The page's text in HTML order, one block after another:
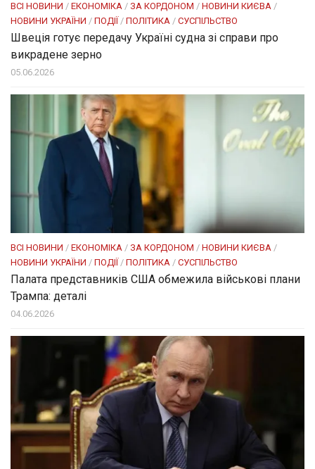
ВСІ НОВИНИ / ЕКОНОМІКА / ЗА КОРДОНОМ / НОВИНИ КИЄВА /
НОВИНИ УКРАЇНИ / ПОДІЇ / ПОЛІТИКА / СУСПІЛЬСТВО
Швеція готує передачу Україні судна зі справи про
викрадене зерно
05.06.2026
ВСІ НОВИНИ / ЕКОНОМІКА / ЗА КОРДОНОМ / НОВИНИ КИЄВА /
НОВИНИ УКРАЇНИ / ПОДІЇ/ ПОЛІТИКА / СУСПІЛЬСТВО
Палата представників США обмежила військові плани
Трампа: деталі
04.06.2026